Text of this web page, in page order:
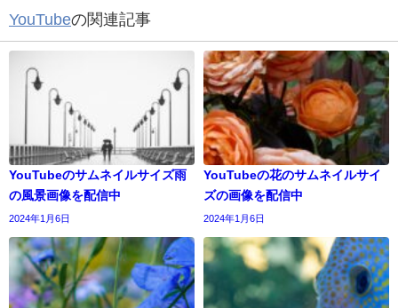
YouTubeの関連記事
YouTubeのサムネイルサイズ雨
の風景画像を配信中
2024年1月6日
YouTubeの花のサムネイルサイ
ズの画像を配信中
2024年1月6日